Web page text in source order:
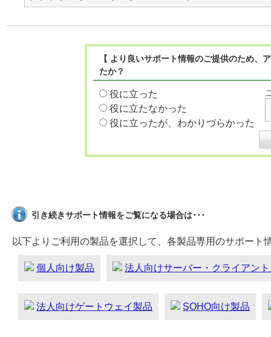
【 より良いサポート情報のご提供のため
たか？
役に立った
役に立たなかった
役に立ったが、わかりづらかった
引き続きサポート情報をご覧になる場合は･･･
以下よりご利用の製品を選択して、各製品専用のサポート
個人向け製品 法人向けサーバー・クライアン
法人向けゲートウェイ製品 SOHO向け製品